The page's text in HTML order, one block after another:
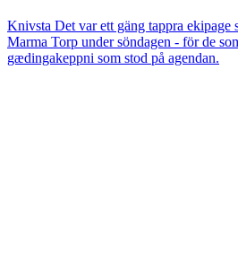
Knivsta Det var ett gäng tappra ekipage
Marma Torp under söndagen - för de
gædingakeppni som stod på agendan.